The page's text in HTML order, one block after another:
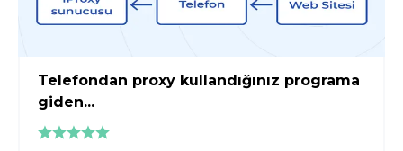
Telefondan proxy kullandığınız programa
giden...